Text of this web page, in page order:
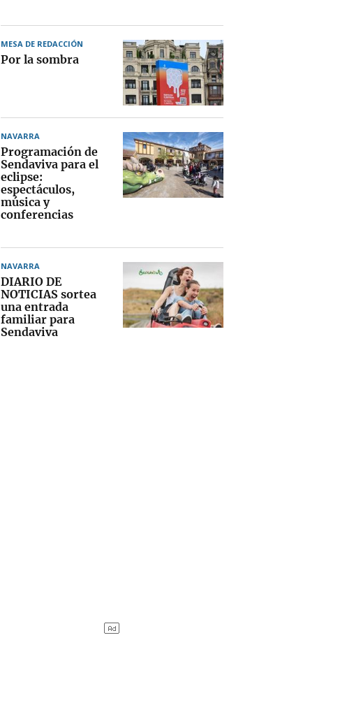
MESA DE REDACCIÓN
Por la sombra
NAVARRA
Programación de
Sendaviva para el
eclipse:
espectáculos,
música y
conferencias
NAVARRA
DIARIO DE
NOTICIAS sortea
una entrada
familiar para
Sendaviva